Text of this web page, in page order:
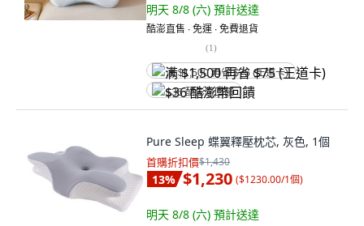
明天 8/8 (六) 預計送達
酷澎直售 ∙ 免運 ∙ 免費退貨
(1)
满 $1,500 再省 $75 (王道卡)
$36 酷澎幣回饋
Pure Sleep 蝶翼釋壓枕芯, 灰色, 1個
首購折扣價$1,430
13% $1,230 ($1230.00/1個)
明天 8/8 (六) 預計送達